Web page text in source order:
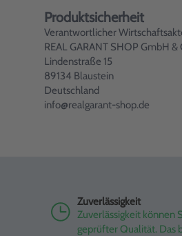
Produktsicherheit
Verantwortlicher
REAL GARANT SHOP GmbH &
Lindenstraße 15
89134 Blaustein
Deutschland
info@realgarant-shop.de
Zuverlässigkeit
Zuverlässigkeit können
geprüfter Qualität. Das